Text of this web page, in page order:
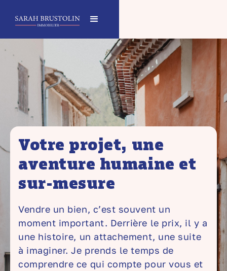
Votre projet, une
aventure humaine et
sur-mesure
Vendre un bien, c’est souvent un
moment important. Derrière le prix, il y a
une histoire, un attachement, une suite
à imaginer. Je prends le temps de
comprendre ce qui compte pour vous et